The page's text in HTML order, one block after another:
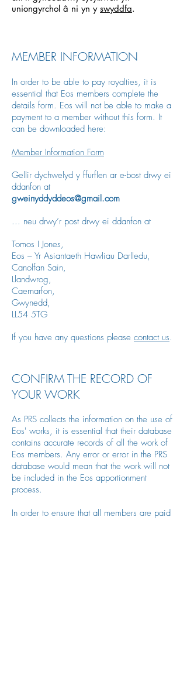
uniongyrchol â ni yn y swyddfa.
MEMBER INFORMATION
In order to be able to pay royalties, it is
essential that Eos members complete the
details form. Eos will not be able to make a
payment to a member without this form. It
can be downloaded here:
Member Information Form
Gellir dychwelyd y ffurflen ar e-bost drwy ei
ddanfon at
gweinyddyddeos@gmail.com
... neu drwy’r post drwy ei ddanfon at
Tomos I Jones,
Eos – Yr Asiantaeth Hawliau Darlledu,
Canolfan Sain,
Llandwrog,
Caernarfon,
Gwynedd,
LL54 5TG
If you have any questions please contact us.
CONFIRM THE RECORD OF
YOUR WORK
As PRS collects the information on the use of
Eos' works, it is essential that their database
contains accurate records of all the work of
Eos members. Any error or error in the PRS
database would mean that the work will not
be included in the Eos apportionment
process.
In order to ensure that all members are paid